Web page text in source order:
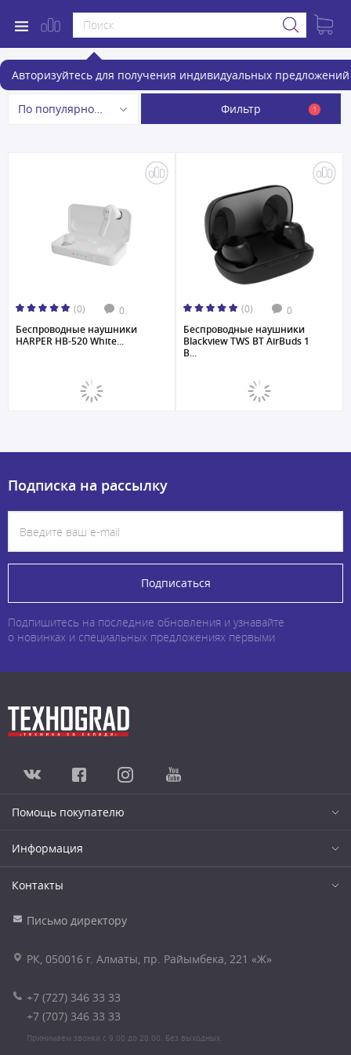
Авторизуйтесь для получения индивидуальных предложений
Беспроводные наушники
По популярности Фильтр 1
(0) 0
Беспроводные наушники
HARPER HB-520 White...
(0) 0
Беспроводные наушники
Blackview TWS BT AirBuds 1
B...
Подписка на рассылку
Подписаться
Подпишитесь на последние обновления и узнавайте
о новинках и специальных предложениях первыми
Помощь покупателю
Информация
Контакты
Письмо директору
РК, 050016 г. Алматы, пр. Райымбека, 221 «Ж»
+7 (727) 346 33 33
+7 (707) 346 33 33
Принимаем звонки с 9.00 до 20.00. Без выходных.